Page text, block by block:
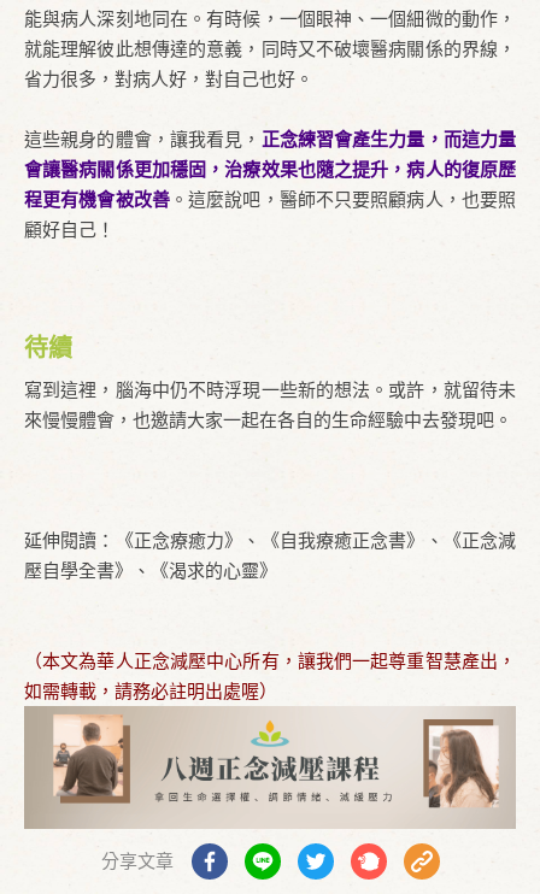
能與病人深刻地同在。有時候，一個眼神、一個細微的動作，
就能理解彼此想傳達的意義，同時又不破壞醫病關係的界線，
省力很多，對病人好，對自己也好。
這些親身的體會，讓我看見， 正念練習會產生力量，而這力量
會讓醫病關係更加穩固，治療效果也隨之提升，病人的復原歷
程更有機會被改善。這麼說吧，醫師不只要照顧病人，也要照
顧好自己！
待續
寫到這裡，腦海中仍不時浮現一些新的想法。或許，就留待未
來慢慢體會，也邀請大家一起在各自的生命經驗中去發現吧。
延伸閱讀：《正念療癒力》、《自我療癒正念書》、《正念減
壓自學全書》、《渴求的心靈》
（本文為華人正念減壓中心所有，讓我們一起尊重智慧產出，
如需轉載，請務必註明出處喔）
分享文章